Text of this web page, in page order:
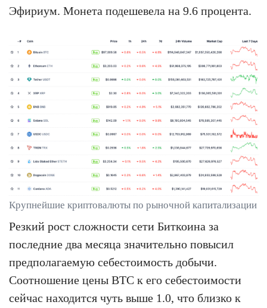
Эфириум. Монета подешевела на 9.6 процента.
Крупнейшие криптовалюты по рыночной капитализации
Резкий рост сложности сети Биткоина за
последние два месяца значительно повысил
предполагаемую себестоимость добычи.
Соотношение цены BTC к его себестоимости
сейчас находится чуть выше 1.0, что близко к